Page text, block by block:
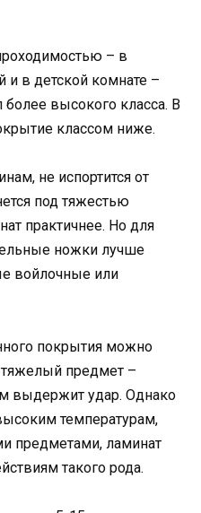
– в
и в детской комнате –
высокого класса. В
классом ниже.
не испортится от
под тяжестью
практичнее. Но для
ножки лучше
войлочные или
покрытия можно
тяжелый предмет –
выдержит удар. Однако
температурам,
предметами, ламинат
такого рода.